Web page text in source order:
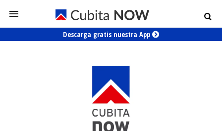
Descarga gratis nuestra App